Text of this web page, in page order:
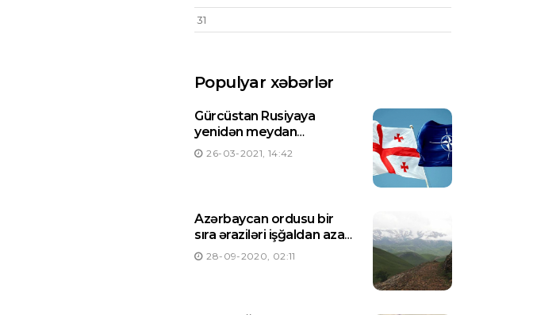
31
Populyar xəbərlər
Gürcüstan Rusiyaya
yenidən meydan
oxuyacaqmı ?
26-03-2021, 14:42
Azərbaycan ordusu bir
sıra əraziləri işğaldan azad
etdi-Siyahı
28-09-2020, 02:11